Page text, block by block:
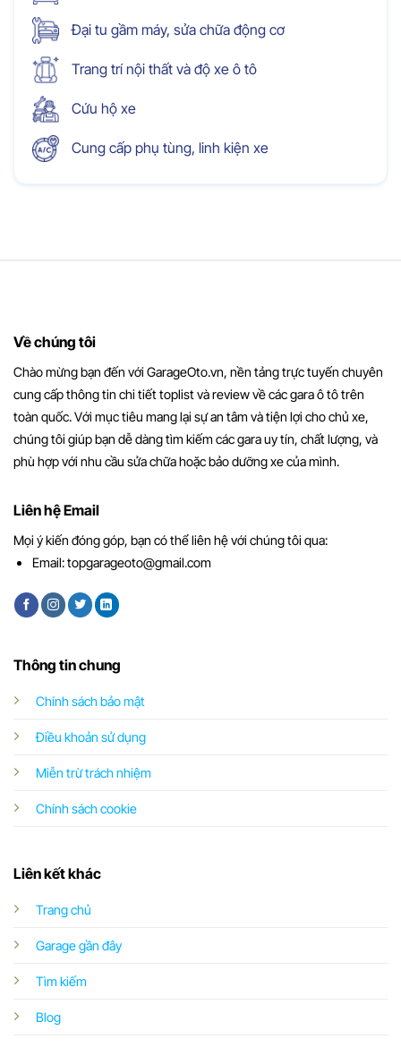
Đại tu gầm máy, sửa chữa động cơ
Trang trí nội thất và độ xe ô tô
Cứu hộ xe
Cung cấp phụ tùng, linh kiện xe
Về chúng tôi
Chào mừng bạn đến với GarageOto.vn, nền tảng trực tuyến chuyên
cung cấp thông tin chi tiết toplist và review về các gara ô tô trên
toàn quốc. Với mục tiêu mang lại sự an tâm và tiện lợi cho chủ xe,
chúng tôi giúp bạn dễ dàng tìm kiếm các gara uy tín, chất lượng, và
phù hợp với nhu cầu sửa chữa hoặc bảo dưỡng xe của mình.
Thông tin chung
Chính sách bảo mật
Điều khoản sử dụng
Miễn trừ trách nhiệm
Chính sách cookie
Liên kết khác
Trang chủ
Garage gần đây
Tìm kiếm
Blog
Liên hệ Email
Mọi ý kiến đóng góp, bạn có thể liên hệ với chúng tôi qua:
Email:topgarageoto@gmail.com